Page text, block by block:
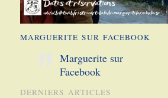
MARGUERITE SUR FACEBOOK
Marguerite sur
Facebook
DERNIERS ARTICLES